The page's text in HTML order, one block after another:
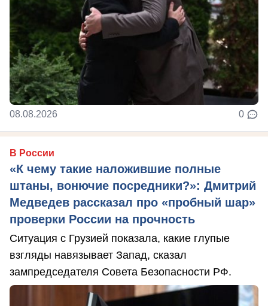
08.08.2026 0
В России
«К чему такие наложившие полные
штаны, вонючие посредники?»: Дмитрий
Медведев рассказал про «пробный шар»
проверки России на прочность
Ситуация с Грузией показала, какие глупые
взгляды навязывает Запад, сказал
зампредседателя Совета Безопасности РФ.